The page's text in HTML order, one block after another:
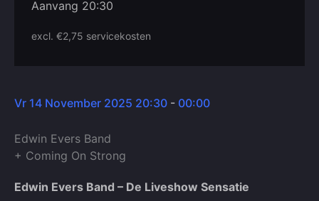
Aanvang 20:30
excl. €2,75 servicekosten
Vr 14 November 2025 20:30 - 00:00
Edwin Evers Band
+ Coming On Strong
Edwin Evers Band – De Liveshow Sensatie